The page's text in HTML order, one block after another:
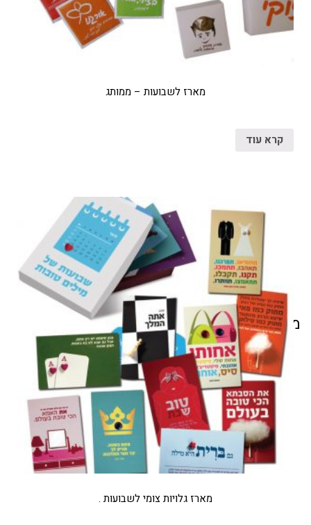
מוצרים קשורים
מארז לשבועות – ממותג
קרא עוד
מארז גלויות צומי לשבועות .